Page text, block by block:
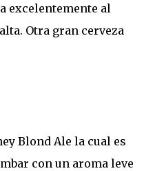
excelentemente al
Otra gran cerveza
Blond Ale la cual es
con un aroma leve